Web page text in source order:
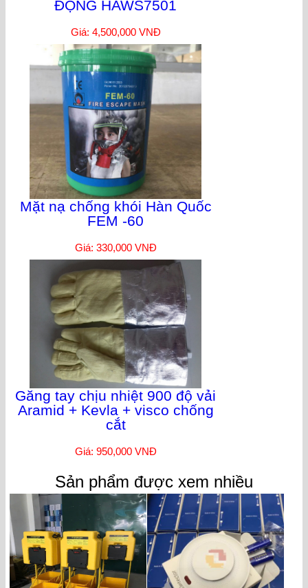
ĐỘNG HAWS7501
Giá: 4,500,000 VNĐ
Mặt nạ chống khói Hàn Quốc
FEM -60
Giá: 330,000 VNĐ
Găng tay chịu nhiệt 900 độ vải
Aramid + Kevla + visco chống
cắt
Giá: 950,000 VNĐ
Sản phẩm được xem nhiều